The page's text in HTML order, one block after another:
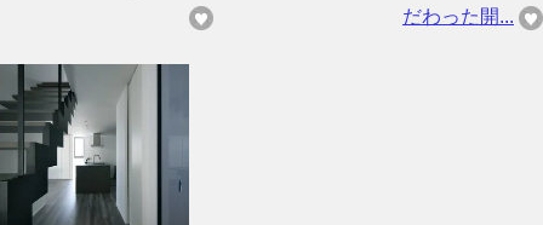
だわった開...